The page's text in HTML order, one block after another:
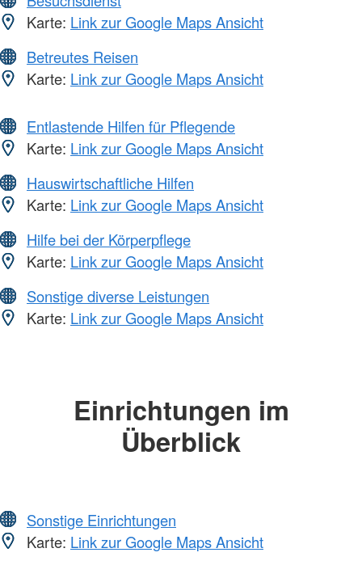
Karte: Link zur Google Maps Ansicht
Betreutes Reisen
Karte: Link zur Google Maps Ansicht
Entlastende Hilfen für Pflegende
Karte: Link zur Google Maps Ansicht
Hauswirtschaftliche Hilfen
Karte: Link zur Google Maps Ansicht
Hilfe bei der Körperpflege
Karte: Link zur Google Maps Ansicht
Sonstige diverse Leistungen
Karte: Link zur Google Maps Ansicht
Einrichtungen im
Überblick
Sonstige Einrichtungen
Karte: Link zur Google Maps Ansicht